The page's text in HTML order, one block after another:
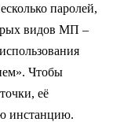
паролей,
видов МП –
Чтобы
её
инстанцию.